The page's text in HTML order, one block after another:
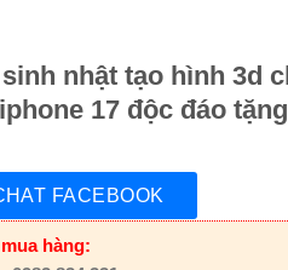
nhật tạo hình 3d
17 độc đáo
FACEBOOK
hàng: